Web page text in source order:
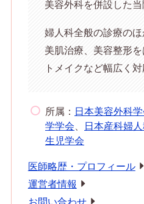
美容外科を併設した当
婦人科全般の診療の
美肌治療、美容整形
トメイクなど幅広く対
所属： 日本美容外科
学学会、 日本産科婦
生児学会
医師略歴・プロフィール
運営者情報